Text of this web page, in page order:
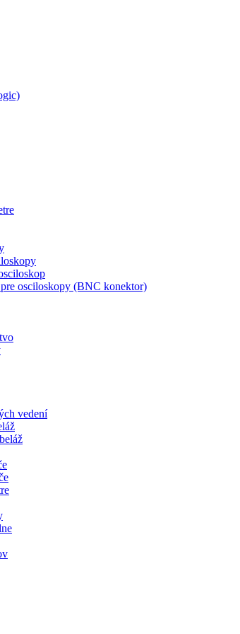
osciloskopy (BNC konektor)
vedení